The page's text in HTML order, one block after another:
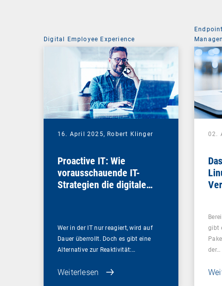
Digital Employee Experience
16. April 2025, Robert Klinger
Proactive IT: Wie
vorausschauende IT-
Strategien die digitale
Wer in der IT nur reagiert, wird auf
Dauer überrollt. Doch es gibt eine
Alternative zur Reaktivität:…
Weiterlesen
02.
gibt
der…